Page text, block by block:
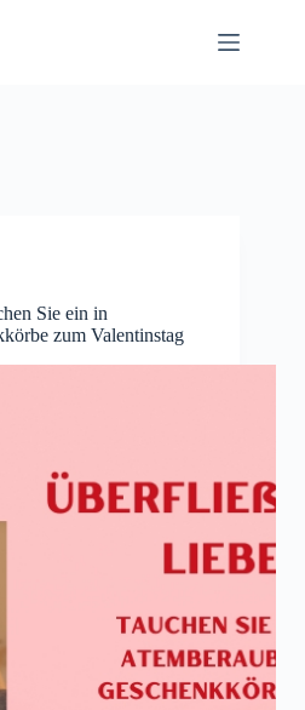
Sie ein in
zum Valentinstag